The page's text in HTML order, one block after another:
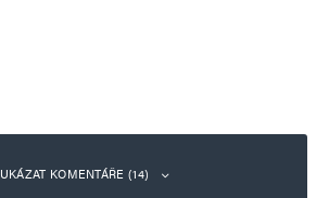
UKÁZAT KOMENTÁŘE (14)